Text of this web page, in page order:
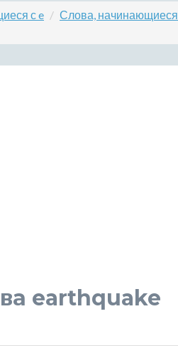
с e Слова, начинающиеся
earthquake